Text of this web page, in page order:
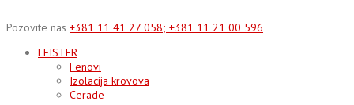
to
Pozovite nas +381 11 41 27 058; +381 11 21 00 596
LEISTER
Fenovi
Izolacija krovova
Cerade